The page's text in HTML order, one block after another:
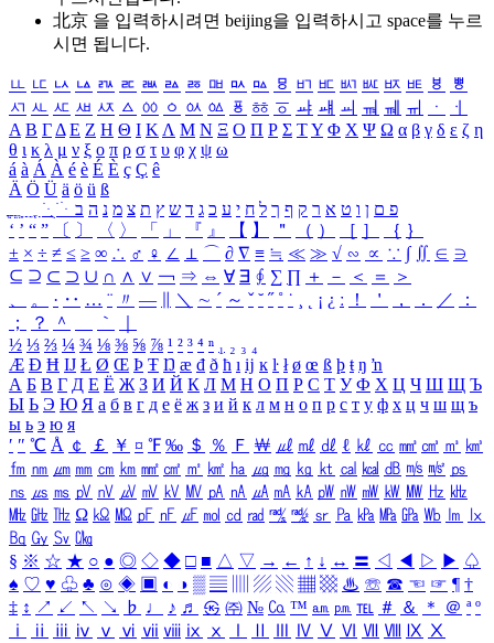
北京 을 입력하시려면 beijing을 입력하시고 space를 누르
시면 됩니다.
ㅥ ㅦ ㅧ ㅨ ㅩ ㅪ ㅫ ㅬ ㅭ ㅮ ㅯ ㅰ ㅱ ㅲ ㅳ ㅴ ㅵ ㅶ ㅷ ㅸ
ㅹ
ㅺ ㅻ ㅼ ㅽ ㅾ ㅿ ㆀ ㆁ ㆂ ㆃ ㆄ ㆅ ㆆ ㆇ ㆈ ㆉ ㆊ ㆋ ㆌ ㆍ
ㆎ
Α Β ΓΔ Ε Ζ Η Θ Ι ΚΛ Μ Ν Ξ Ο Π Ρ Σ ΤΥ Φ Χ Ψ Ω α β γ δ ε ζ η
θ ι κ λ μ ν ξ ο π ρ σ τ υ φ χ ψ ω
á à Á À é è É È ç Ç ê
Ä Ö Ü ä ö ü ß
ִֶֹ ֻּ ׁׂ פ ם ן ו ט א ר ק ף ך ל ח י ע כ ג ד ש ץ ת צ מ נ ה ב
‘ ’ “ ” 〔 〕 〈 〉 「 」 『 』 【 】 ＂ （ ） ［ ］ ｛ ｝
± × ÷ ≠ ≤ ≥ ∞ ∴ ♂ ♀ ∠ ⊥ ⌒ ∂ ∇ ≡ ≒ ≪ ≫ √ ∽ ∝ ∵ ∫ ∬ ∈ ∋
⊆ ⊇ ⊂ ⊃ ∪ ∩ ∧ ∨ ￢ ⇒ ⇔ ∀ ∃ ∮ ∑ ∏ ＋ － ＜ ＝
＞
、
。 · ‥ … ¨ 〃 ― ＼ ∼ ´ ～ ˇ ˘ ˝ ˚ ˙ ¸ ¡ ¿ ː ！ ＇ ， ． ／
：
；
？ ＾ ｀
½ ⅓ ⅔ ¼ ¾ ⅛ ⅜ ⅝ ⅞ ¹ ² ³ ⁴ ⁿ ₁ ₂ ₃ ₄
Æ Ð Ħ Ĳ Ł Ø Œ Þ Ŧ Ŋ æ đ ð ħ ı ĳ ĸ ŀ ł ø œ ß þ ŧ ŋ ŉ
А Б В Г Д Е Ё Ж З И Й К Л М Н О П Р С Т У Ф Х Ц Ч Ш Щ Ъ
Ы Ь Э Ю Я а б в г д е ё ж з и й к л м н о п р с т у ф х ц ч ш щ ъ
ы ь э ю я
′ ″ ℃ Å ￠ ￡ ￥ ¤ ℉ ‰ ＄ ％ Ｆ ￦ ㎕ ㎖ ㎗ ℓ ㎘ ㏄ ㎣ ㎤ ㎥ ㎦
㎙ ㎚ ㎛ ㎜ ㎝ ㎞ ㎟ ㎠ ㎡ ㎢ ㏊ ㎍ ㎎ ㎏ ㏏ ㎈ ㎉ ㏈ ㎧ ㎨ ㎰
㎱ ㎲ ㎳ ㎴ ㎵ ㎶ ㎷ ㎸ ㎹ ㎀ ㎁ ㎂ ㎃ ㎄ ㎺ ㎻ ㎽ ㎾ ㎿ ㎐ ㎑
㎒ ㎓ ㎔ Ω ㏀ ㏁ ㎊ ㎋ ㎌ ㏖ ㏅ ㎭ ㎮ ㎯ ㏛ ㎩ ㎪ ㎫ ㎬ ㏝ ㏐
㏓
㏃ ㏉ ㏜ ㏆
§ ※ ☆ ★ ○ ● ◎ ◇ ◆ □ ■ △ ▽ → ← ↑ ↓ ↔ 〓 ◁ ◀ ▷ ▶ ♤
♠ ♡ ♥ ♧ ♣ ⊙ ◈ ▣ ◐ ◑ ▒ ▤ ▨ ▧ ▦ ▩ ♨ ☏ ☎ ☜ ☞ ¶ †
‡ ↕ ↗ ↙ ↖ ↘ ♭ ♩ ♪ ♬ ㉿ ㈜ № ㏇ ™ ㏂ ㏘ ℡ ＃ ＆ ＊ ＠ ª º
ⅰ
ⅱ ⅲ ⅳ ⅴ ⅵ ⅶ ⅷ ⅸ ⅹ Ⅳ Ⅴ Ⅵ Ⅶ Ⅷ Ⅸ Ⅹ